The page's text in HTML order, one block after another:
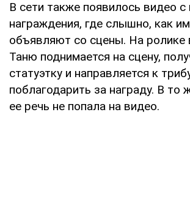
В сети также появилось видео с
награждения, где слышно, как
объявляют со сцены. На ролике
Таню поднимается на сцену,
статуэтку и направляется к
поблагодарить за награду. В то
ее речь не попала на видео.